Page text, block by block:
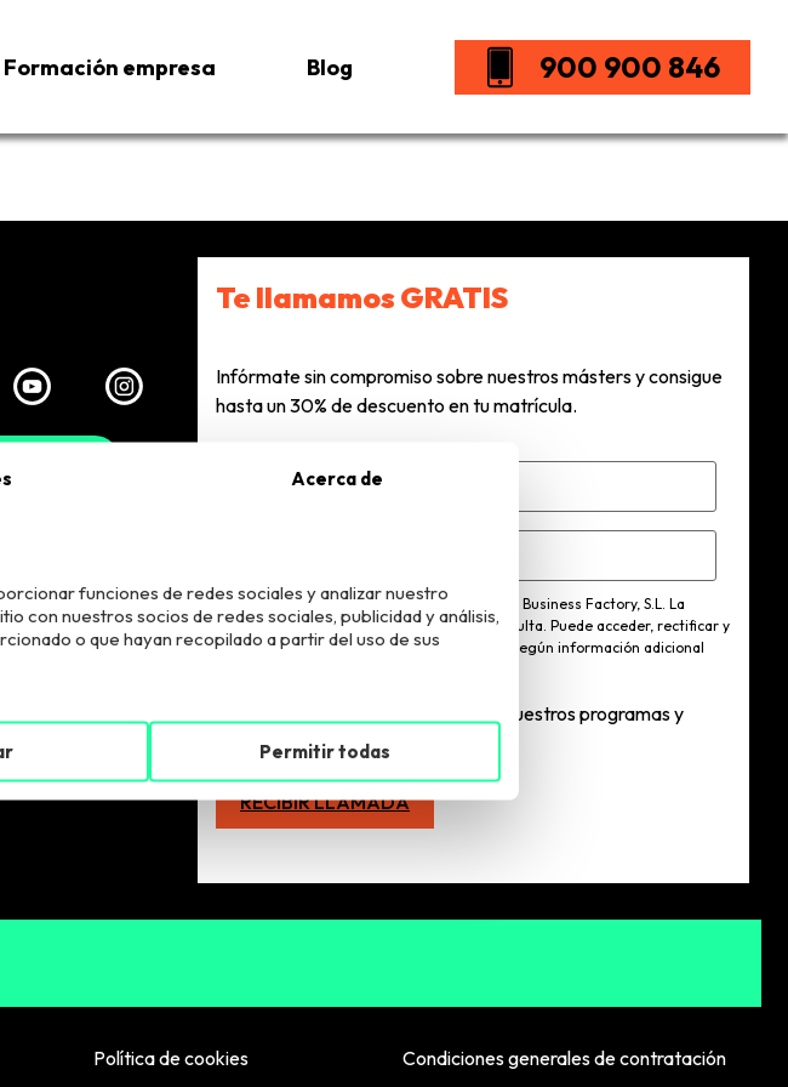
Formación empresa Blog 900 900 846
Te llamamos GRATIS
Infórmate sin compromiso sobre nuestros másters y consigue
hasta un 30% de descuento en tu matrícula.
El Responsable del tratamiento es European Business Factory, S.L. La
finalidad del tratamiento es atender tu consulta. Puede acceder, rectificar y
suprimir los datos y ejercer otros derechos según información adicional
Quiero estar informadx sobre vuestros programas y
actividades
Política de cookies Condiciones generales de contratación
Acerca de
funciones de redes sociales y analizar nuestro
con nuestros socios de redes sociales, publicidad y análisis,
o que hayan recopilado a partir del uso de sus
Permitir todas